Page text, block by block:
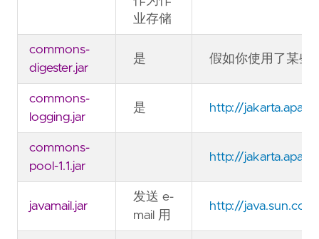
业存储
commons-
digester.jar
是 假如你使用了某些
commons-
logging.jar
是 http://
commons-
pool-1.1.jar
http://
javamail.jar
发送 e-
mail 用
http://